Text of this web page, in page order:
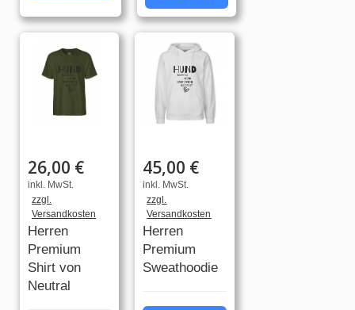
26,00 €
inkl. MwSt.
zzgl.
Versandkosten
Herren
Premium
Shirt von
Neutral
45,00 €
inkl. MwSt.
zzgl.
Versandkosten
Herren
Premium
Sweathoodie